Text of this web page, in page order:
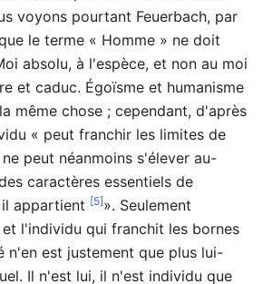
voyons pourtant Feuerbach, par
le terme « Homme » ne doit
absolu, à l'espèce, et non au moi
et caduc. Égoïsme et humanisme
même chose ; cependant, d'après
« peut franchir les limites de
peut néanmoins s'élever au-
caractères essentiels de
appartient [5]». Seulement
l'individu qui franchit les bornes
n'en est justement que plus lui-
Il n'est lui, il n'est individu que